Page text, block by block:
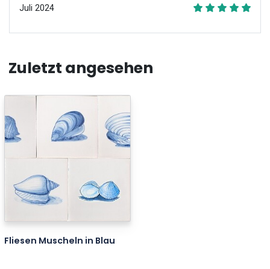
Juli 2024
Zuletzt angesehen
Fliesen Muscheln in Blau